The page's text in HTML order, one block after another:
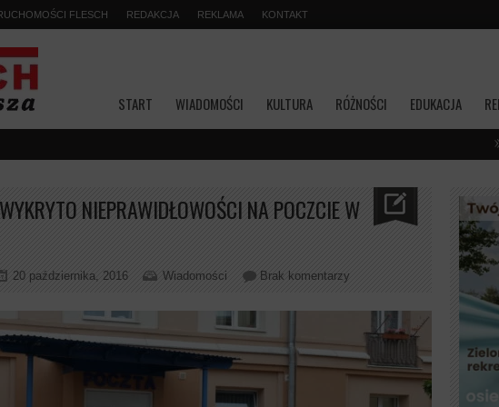
FLESCH REDAKCJA REKLAMA KONTAKT
START WIADOMOŚCI KULTURA RÓŻNOŚCI EDUKACJA
NIEPRAWIDŁOWOŚCI NA POCZCIE W
20 października, 2016 Wiadomości Brak komentarzy